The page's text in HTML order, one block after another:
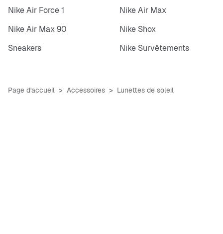
Nike Air Force 1
Nike Air Max
Nike Air Max 90
Nike Shox
Sneakers
Nike Survêtements
Page d'accueil Accessoires Lunettes de soleil